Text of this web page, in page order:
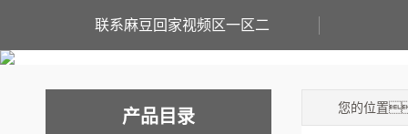
联系麻豆回家视频区一区二
产品目录 您的位置